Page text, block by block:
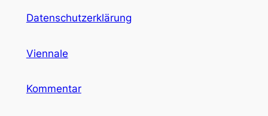
Datenschutzerklärung
Viennale
Kommentar